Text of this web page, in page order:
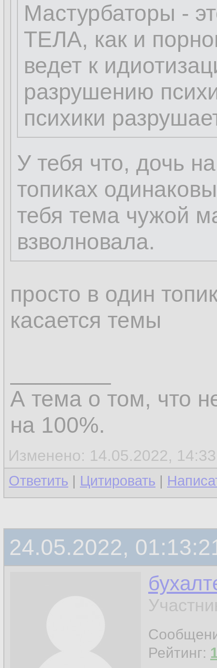
Мастурбаторы -
ТЕЛА, как и
ведет к
разрушению
психики
У тебя что, дочь
топиках
тебя тема чужой
взволновала.
просто в один
касается темы
А тема о том, что
на 100%.
Изменено: 14.05.2022,
Ответить | Цитировать |
24.05.2022,
Рейтинг: